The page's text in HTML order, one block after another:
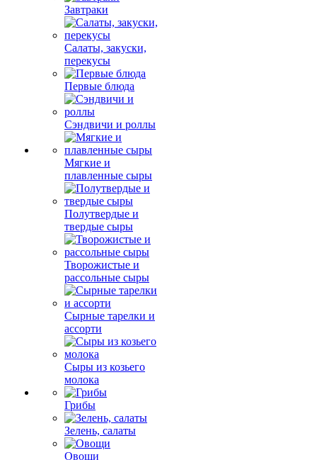
Завтраки
Салаты, закуски,
перекусы
Первые блюда
Сэндвичи и роллы
Мягкие и
плавленные сыры
Полутвердые и
твердые сыры
Творожистые и
рассольные сыры
Сырные тарелки и
ассорти
Сыры из козьего
молока
Грибы
Зелень, салаты
Овощи